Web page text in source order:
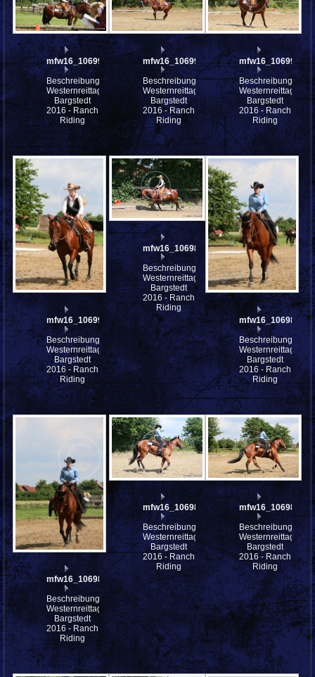
mfw16_106994ww
Beschreibung:
Westernreittage
Bargstedt
2016 - Ranch
Riding
mfw16_106992ww
Beschreibung:
Westernreittage
Bargstedt
2016 - Ranch
Riding
mfw16_106991ww
Beschreibung:
Westernreittage
Bargstedt
2016 - Ranch
Riding
mfw16_106990ww
Beschreibung:
Westernreittage
Bargstedt
2016 - Ranch
Riding
mfw16_106988ww
Beschreibung:
Westernreittage
Bargstedt
2016 - Ranch
Riding
mfw16_106985ww
Beschreibung:
Westernreittage
Bargstedt
2016 - Ranch
Riding
mfw16_106984ww
Beschreibung:
Westernreittage
Bargstedt
2016 - Ranch
Riding
mfw16_106983ww
Beschreibung:
Westernreittage
Bargstedt
2016 - Ranch
Riding
mfw16_106982ww
Beschreibung:
Westernreittage
Bargstedt
2016 - Ranch
Riding